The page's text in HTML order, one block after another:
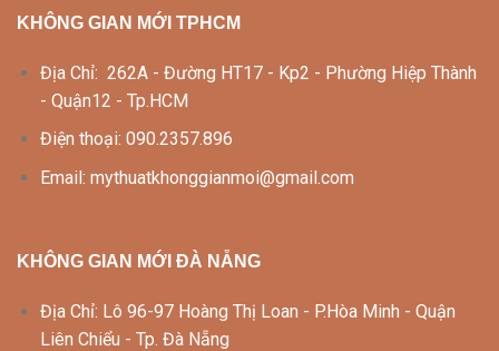
KHÔNG GIAN MỚI TPHCM
Địa Chỉ: 262A - Đường HT17 - Kp2 - Phường Hiệp Thành
- Quận12 - Tp.HCM
Điện thoại: 090.2357.896
Email: mythuatkhonggianmoi@gmail.com
KHÔNG GIAN MỚI ĐÀ NẴNG
Địa Chỉ: Lô 96-97 Hoàng Thị Loan - P.Hòa Minh - Quận
Liên Chiểu - Tp. Đà Nẵng